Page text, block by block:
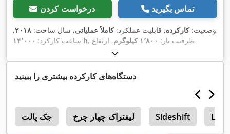
درخواست کردن تماس بگیرید
وضعیت:کارکرده, قابلیت عملکرد:کاملاً عملیاتی, سال ساخت: ۲۰۱۸,
ساعت کارکرد: ۱۴٬۰۰۰ h , ظرفیت بار: ۱٬۸۰۰ کیلوگرم
, ارتفاع
بالابری:۴٬۵۰۰ میلی‌متر
دستگاه‌های کارکرده بیشتری را ببینید
جک پالت لیفتراک چهار چرخ Sideshift